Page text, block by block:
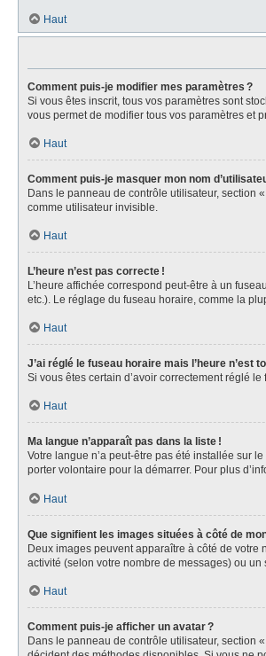
Haut
Comment puis-je modifier mes paramètres ?
Si vous êtes inscrit, tous vos paramètres sont
vous permet de modifier tous vos paramètres et
Haut
Comment puis-je masquer mon nom
Dans le panneau de contrôle utilisateur, section
comme utilisateur invisible.
Haut
L’heure n’est pas correcte !
L’heure affichée correspond peut-être à un
etc.). Le réglage du fuseau horaire, comme la
Haut
J’ai réglé le fuseau horaire mais l’heure n’est
Si vous êtes certain d’avoir correctement réglé
Haut
Ma langue n’apparaît pas dans la liste !
Votre langue n’a peut-être pas été installée sur
porter volontaire pour la démarrer. Pour plus
Haut
Que signifient les images situées à côté de
Deux images peuvent apparaître à côté de votre
activité (selon votre nombre de messages) ou
Haut
Comment puis-je afficher un avatar ?
Dans le panneau de contrôle utilisateur, section